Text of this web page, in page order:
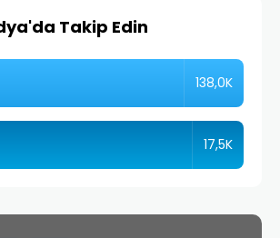
Takip Edin
138,0K
17,5K